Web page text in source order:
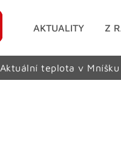
AKTUALITY Z
Aktuální teplota v Mníšku